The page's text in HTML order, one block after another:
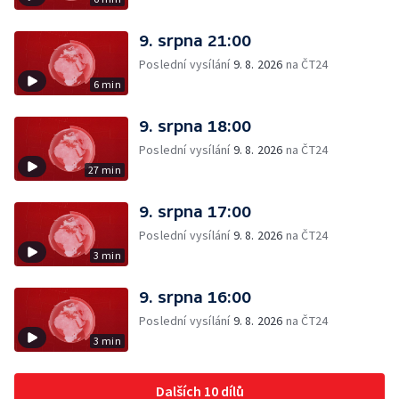
6 min
9. srpna 21:00
Poslední vysílání9. 8. 2026 na ČT24
27 min
9. srpna 18:00
Poslední vysílání9. 8. 2026 na ČT24
3 min
9. srpna 17:00
Poslední vysílání9. 8. 2026 na ČT24
3 min
9. srpna 16:00
Poslední vysílání9. 8. 2026 na ČT24
Dalších 10 dílů